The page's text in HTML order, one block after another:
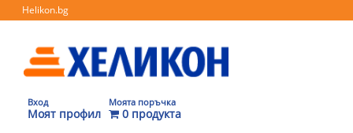
Helikon.bg
Вход
Моят профил
Моята поръчка
0 продукта